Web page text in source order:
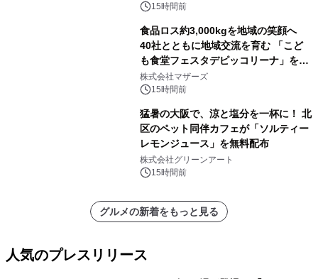
森」の握り寿司プラン
15時間前
食品ロス約3,000kgを地域の笑顔へ
40社とともに地域交流を育む 「こど
も食堂フェスタデピッコリーナ」を9
月5日(土)開催
株式会社マザーズ
15時間前
猛暑の大阪で、涼と塩分を一杯に！ 北
区のペット同伴カフェが「ソルティー
レモンジュース」を無料配布
株式会社グリーンアート
15時間前
グルメの新着をもっと見る
人気のプレスリリース